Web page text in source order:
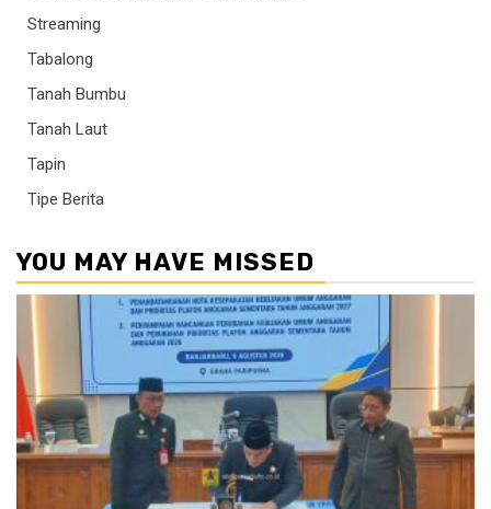
Streaming
Tabalong
Tanah Bumbu
Tanah Laut
Tapin
Tipe Berita
YOU MAY HAVE MISSED